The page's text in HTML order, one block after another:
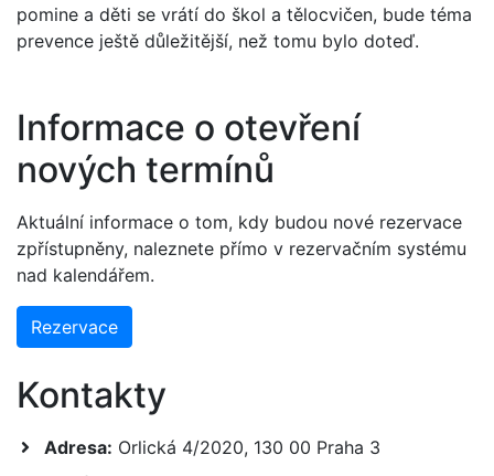
pomine a děti se vrátí do škol a tělocvičen, bude téma
prevence ještě důležitější, než tomu bylo doteď.
Informace o otevření
nových termínů
Aktuální informace o tom, kdy budou nové rezervace
zpřístupněny, naleznete přímo v rezervačním systému
nad kalendářem.
Rezervace
Kontakty
Adresa: Orlická 4/2020, 130 00 Praha 3